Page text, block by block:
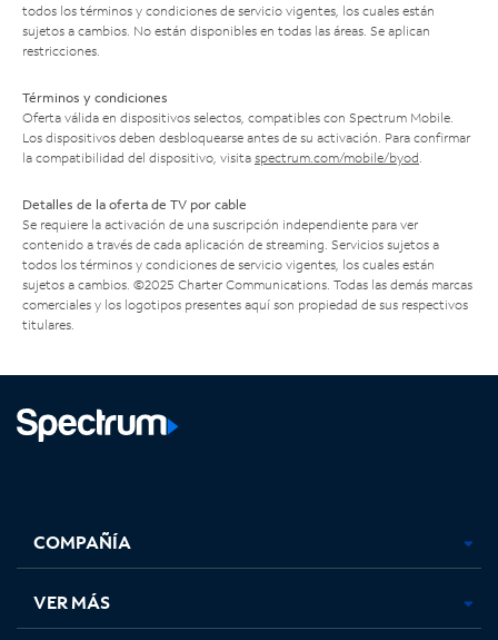
todos los términos y condiciones de servicio vigentes, los cuales están
sujetos a cambios. No están disponibles en todas las áreas. Se aplican
restricciones.
Términos y condiciones
Oferta válida en dispositivos selectos, compatibles con Spectrum Mobile.
Los dispositivos deben desbloquearse antes de su activación. Para confirmar
la compatibilidad del dispositivo, visita spectrum.com/mobile/byod
Detalles de la oferta de TV por cable
Se requiere la activación de una suscripción independiente para ver
contenido a través de cada aplicación de streaming. Servicios sujetos a
todos los términos y condiciones de servicio vigentes, los cuales están
sujetos a cambios. ©2025 Charter Communications. Todas las demás marcas
comerciales y los logotipos presentes aquí son propiedad de sus respectivos
titulares.
abre
en
pestaña
nueva
abre
en
pestaña
nueva
abre
en
pestaña
nueva
en
nueva
COMPAÑÍA
VER MÁS